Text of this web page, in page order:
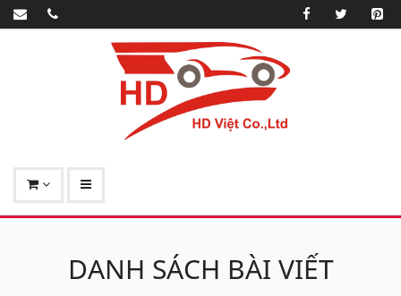
DANH SÁCH BÀI VIẾT